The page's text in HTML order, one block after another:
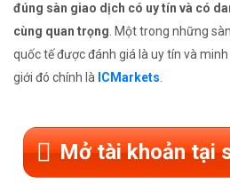
đúng sàn giao dịch có uy tín và có
cùng quan trọng. Một trong những
quốc tế được đánh giá là uy tín và
giới đó chính là ICMarkets.
Mở tài khoản tại